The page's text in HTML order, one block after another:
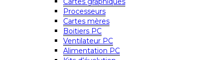
Processeurs
Cartes mères
Boitiers PC
Ventilateur PC
Alimentation PC